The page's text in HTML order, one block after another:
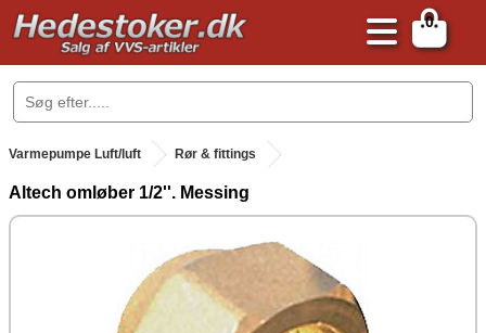
0
.
Varmepumpe Luft/luft Rør & fittings
Altech omløber 1/2''. Messing